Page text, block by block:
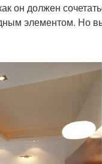
к натяжному
потолку
для гардин
для кухни
он должен
элементом. Но